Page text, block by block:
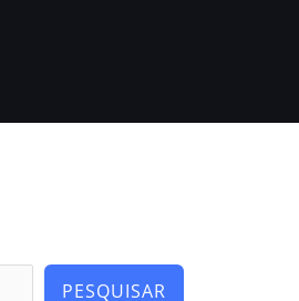
PESQUISAR